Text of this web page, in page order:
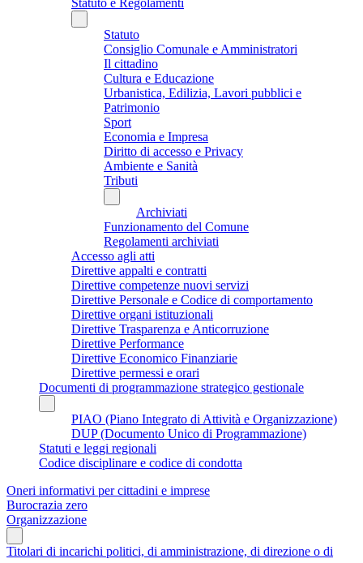
Statuto e Regolamenti
Statuto
Consiglio Comunale e Amministratori
Il cittadino
Cultura e Educazione
Urbanistica, Edilizia, Lavori pubblici e
Patrimonio
Sport
Economia e Impresa
Diritto di accesso e Privacy
Ambiente e Sanità
Tributi
Archiviati
Funzionamento del Comune
Regolamenti archiviati
Accesso agli atti
Direttive appalti e contratti
Direttive competenze nuovi servizi
Direttive Personale e Codice di comportamento
Direttive organi istituzionali
Direttive Trasparenza e Anticorruzione
Direttive Performance
Direttive Economico Finanziarie
Direttive permessi e orari
Documenti di programmazione strategico gestionale
PIAO (Piano Integrato di Attività e Organizzazione)
DUP (Documento Unico di Programmazione)
Statuti e leggi regionali
Codice disciplinare e codice di condotta
Oneri informativi per cittadini e imprese
Burocrazia zero
Organizzazione
Titolari di incarichi politici, di amministrazione, di direzione o di